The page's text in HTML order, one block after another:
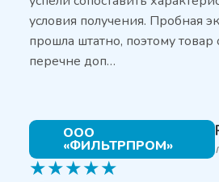
условия получения. Пробная
прошла штатно, поэтому товар
перечне доп…
ООО
«ФИЛЬТРПРОМ»
★★★★★